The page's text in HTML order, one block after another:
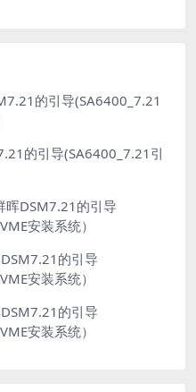
的引导(SA6400_7.21
的引导(SA6400_7.21引
晖DSM7.21的引导
安装系统）
的引导
安装系统）
的引导
安装系统）